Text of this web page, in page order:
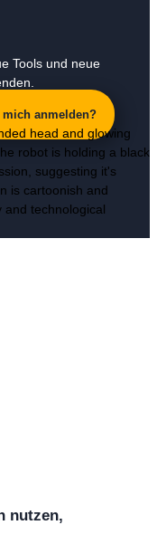
Tools und neue
anmelden?
nutzen,